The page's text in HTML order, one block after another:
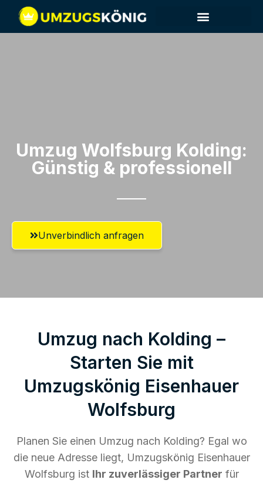
Umzug Wolfsburg​ Kolding:
Günstig & professionell​
Unverbindlich anfragen
Umzug nach Kolding –
Starten Sie mit
Umzugskönig Eisenhauer
Wolfsburg
Planen Sie einen Umzug nach Kolding? Egal wo
die neue Adresse liegt, Umzugskönig Eisenhauer
Wolfsburg ist Ihr zuverlässiger Partner für